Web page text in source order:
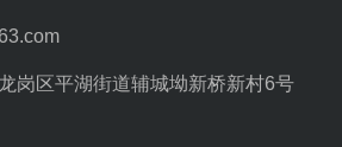
岗区平湖街道辅城坳新桥新村6号